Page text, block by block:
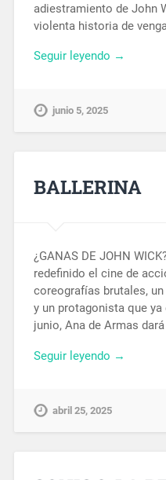
adiestramiento de John
violenta historia de
Seguir leyendo →
junio 5, 2025
BALLERINA
¿GANAS DE JOHN
redefinido el cine de
coreografías brutales,
y un protagonista que
junio, Ana de Armas
Seguir leyendo →
abril 25, 2025